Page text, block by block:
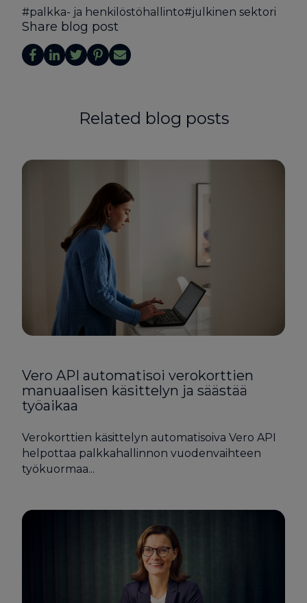
#palkka- ja henkilöstöhallinto#julkinen sektori
Share blog post
Related blog posts
Vero API automatisoi verokorttien
manuaalisen käsittelyn ja säästää
työaikaa
Verokorttien käsittelyn automatisoiva Vero API
helpottaa palkkahallinnon vuodenvaihteen
työkuormaa...